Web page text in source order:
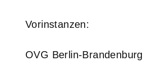
Vorinstanzen:
OVG Berlin-